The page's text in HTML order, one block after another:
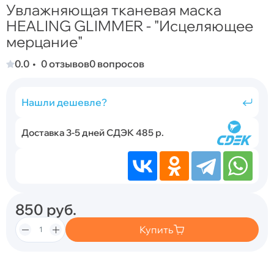
Увлажняющая тканевая маска
HEALING GLIMMER - "Исцеляющее
мерцание"
0.0 0 отзывов0 вопросов
Нашли дешевле?
Доставка 3-5 дней СДЭК 485 р.
850 руб.
Купить